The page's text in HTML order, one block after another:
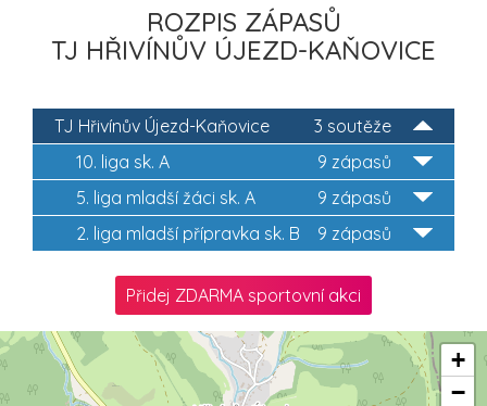
ROZPIS ZÁPASŮ
TJ HŘIVÍNŮV ÚJEZD-KAŇOVICE
3 soutěže
TJ Hřivínův Újezd-Kaňovice
9 zápasů
10. liga sk. A
9 zápasů
5. liga mladší žáci sk. A
9 zápasů
2. liga mladší přípravka sk. B
Přidej ZDARMA sportovní akci
+
−